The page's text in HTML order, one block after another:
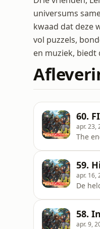
universums
kwaad dat deze
vol puzzels,
en muziek, biedt
60.
apr. 23,
The
59.
apr. 16,
De
58.
apr. 9,